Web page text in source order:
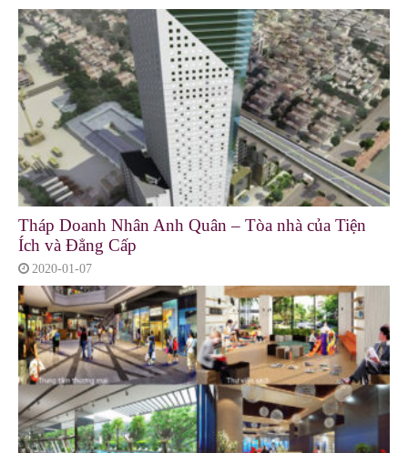
Tháp Doanh Nhân Anh Quân – Tòa nhà của Tiện
Ích và Đẳng Cấp
2020-01-07